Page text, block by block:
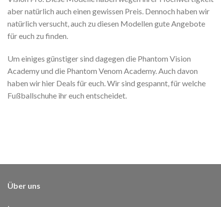
aber natürlich auch einen gewissen Preis. Dennoch haben wir
natürlich versucht, auch zu diesen Modellen gute Angebote
für euch zu finden.
Um einiges günstiger sind dagegen die Phantom Vision
Academy und die Phantom Venom Academy. Auch davon
haben wir hier Deals für euch. Wir sind gespannt, für welche
Fußballschuhe ihr euch entscheidet.
Über uns